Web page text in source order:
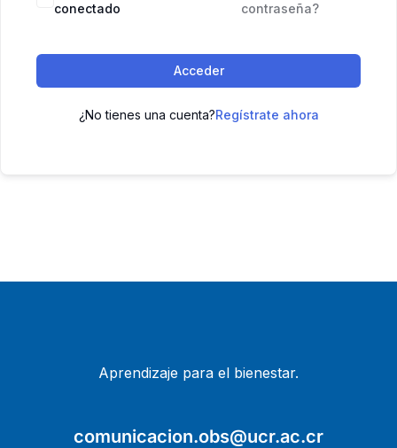
conectado
contraseña?
Acceder
¿No tienes una cuenta?Regístrate ahora
Aprendizaje para el bienestar.
comunicacion.obs@ucr.ac.cr